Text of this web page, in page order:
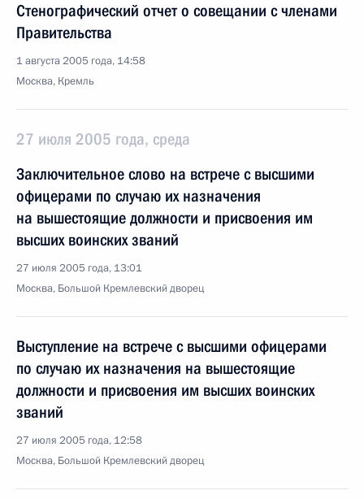
Стенографический отчет о совещании с членами
Правительства
1 августа 2005 года, 14:58
Москва, Кремль
27 июля 2005 года, среда
Заключительное слово на встрече с высшими
офицерами по случаю их назначения
на вышестоящие должности и присвоения им
высших воинских званий
27 июля 2005 года, 13:01
Москва, Большой Кремлевский дворец
Выступление на встрече с высшими офицерами
по случаю их назначения на вышестоящие
должности и присвоения им высших воинских
званий
27 июля 2005 года, 12:58
Москва, Большой Кремлевский дворец